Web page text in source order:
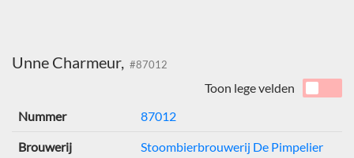
Unne Charmeur, #87012
Toon lege velden
Nummer
87012
Brouwerij Stoombierbrouwerij De Pimpelier